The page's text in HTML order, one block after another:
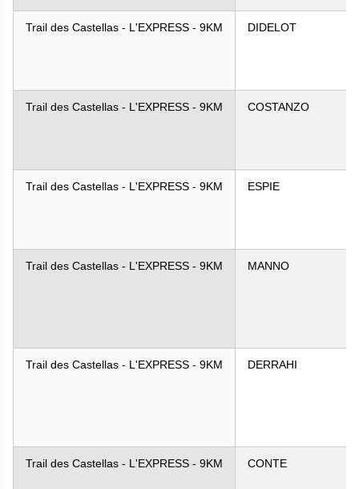
Trail des Castellas - L'EXPRESS - 9KM DIDELOT
Trail des Castellas - L'EXPRESS - 9KM COSTANZO
Trail des Castellas - L'EXPRESS - 9KM ESPIE
Trail des Castellas - L'EXPRESS - 9KM MANNO
Trail des Castellas - L'EXPRESS - 9KM DERRAHI
Trail des Castellas - L'EXPRESS - 9KM CONTE